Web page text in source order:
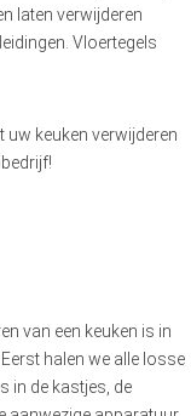
laten verwijderen
Vloertegels
uw keuken verwijderen
van een keuken is in
halen we alle losse
in de kastjes, de